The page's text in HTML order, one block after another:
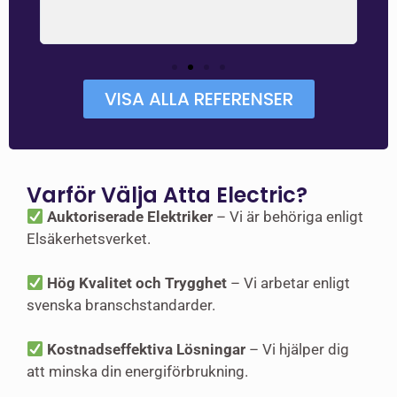
VISA ALLA REFERENSER
Varför Välja Atta Electric?
Auktoriserade Elektriker – Vi är behöriga enligt
Elsäkerhetsverket.
Hög Kvalitet och Trygghet – Vi arbetar enligt
svenska branschstandarder.
Kostnadseffektiva Lösningar – Vi hjälper dig
att minska din energiförbrukning.